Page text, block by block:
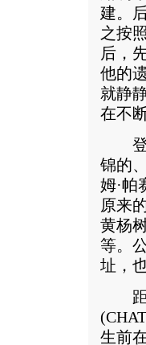
建。
之按
后，
他的
就静
在不
登
锦的
姆·帕
原来
黄杨
等。
址，
距离
生前